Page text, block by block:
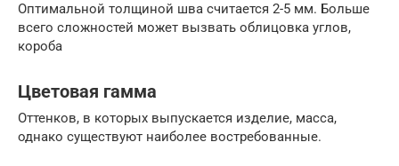
Оптимальной толщиной шва считается 2-5 мм. Больше
всего сложностей может вызвать облицовка углов,
короба
Цветовая гамма
Оттенков, в которых выпускается изделие, масса,
однако существуют наиболее востребованные.